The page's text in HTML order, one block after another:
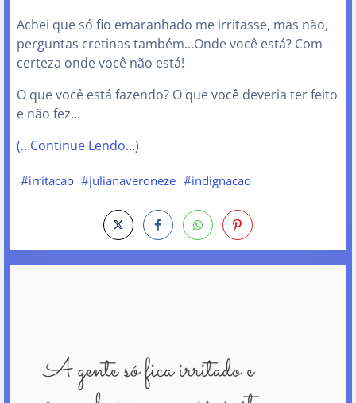
Achei que só fio emaranhado me irritasse, mas não,
perguntas cretinas também…Onde você está? Com
certeza onde você não está!
O que você está fazendo? O que você deveria ter feito
e não fez…
(…Continue Lendo…)
#irritacao #julianaveroneze #indignacao